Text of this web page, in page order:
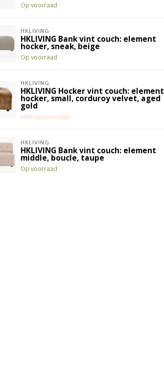
Op voorraad
HKLIVING
HKLIVING Bank vint couch: element
hocker, sneak, beige
Op voorraad
HKLIVING
HKLIVING Hocker vint couch: element
hocker, small, corduroy velvet, aged
gold
Niet op voorraad
HKLIVING
HKLIVING Bank vint couch: element
middle, boucle, taupe
Op voorraad